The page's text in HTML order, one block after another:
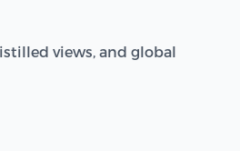
views, and global